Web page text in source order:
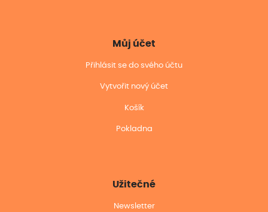
Můj účet
Přihlásit se do svého účtu
Vytvořit nový účet
Košík
Pokladna
Užitečné
Newsletter